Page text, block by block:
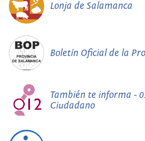
Lonja de Salamanca
Boletín Oficial de la
También te informa -
Ciudadano